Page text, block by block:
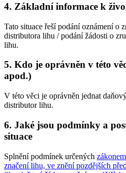
4. Základní informace k
Tato situace řeší podání oznámení o
distributora lihu / podání žádosti o
lihu.
5. Kdo je oprávněn v této
apod.)
V této věci je oprávněn jednat
distributor lihu.
6. Jaké jsou podmínky a
situace
Splnění podmínek určených
značení lihu, ve znění pozdějších